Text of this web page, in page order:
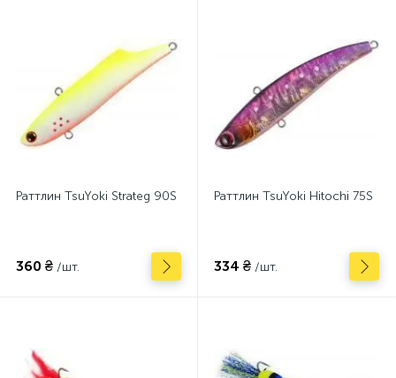
Раттлин TsuYoki Strateg 90S
360 ₴ /шт.
Раттлин TsuYoki Hitochi 75S
334 ₴ /шт.